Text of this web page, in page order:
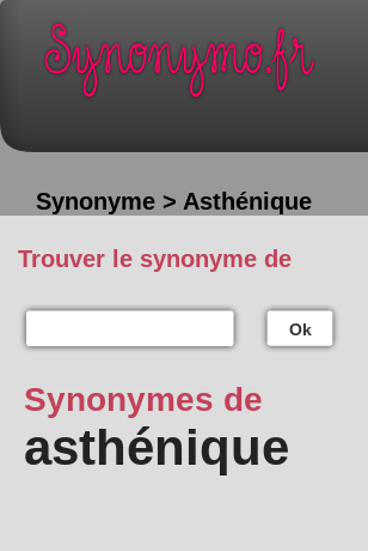
Synonyme > Asthénique
Trouver le synonyme de
Ok
Synonymes de
asthénique